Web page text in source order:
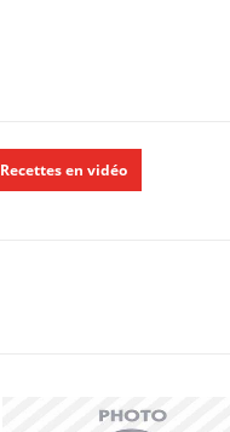
Recettes en vidéo